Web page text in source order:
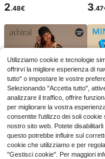
2.48€ 3
10.98€ 16.48€ -33% 3
Utilizziamo cookie e tecnologie
offrirvi la migliore esperienza di
tutto" o impostare le vostre
Selezionando "Accetta tutto",
analizzare il traffico, offrire
per migliorare la vostra
consentite l'utilizzo dei soli
nostro sito web. Potete
questo potrebbe influire sul
cookie che utilizziamo e per
"Gestisci cookie". Per maggiori